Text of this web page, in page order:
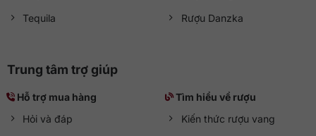
Tequila Rượu Danzka
Trung tâm trợ giúp
Hỗ trợ mua hàng
Hỏi và đáp
Tìm hiểu về rượu
Kiến thức rượu vang